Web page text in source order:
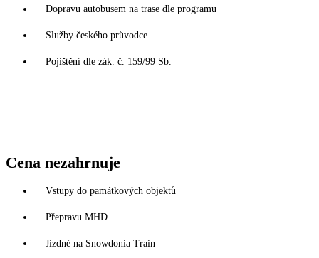
Dopravu autobusem na trase dle programu
Služby českého průvodce
Pojištění dle zák. č. 159/99 Sb.
Cena nezahrnuje
Vstupy do památkových objektů
Přepravu MHD
Jízdné na Snowdonia Train